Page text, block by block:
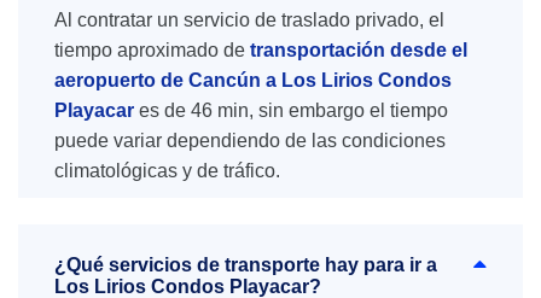
Al contratar un servicio de traslado privado, el
tiempo aproximado de transportación desde el
aeropuerto de Cancún a Los Lirios Condos
Playacar es de 46 min, sin embargo el tiempo
puede variar dependiendo de las condiciones
climatológicas y de tráfico.
¿Qué servicios de transporte hay para ir a
Los Lirios Condos Playacar?